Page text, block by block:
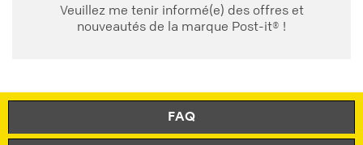
Veuillez me tenir informé(e) des offres et
nouveautés de la marque Post-it® !
FAQ